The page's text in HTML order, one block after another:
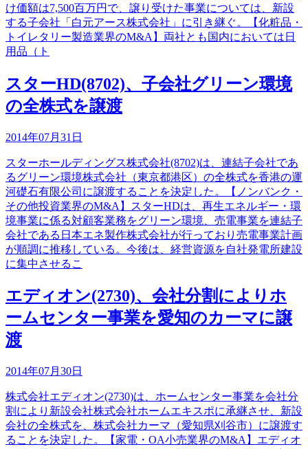
け価額は7,500百万円で、譲り受けた事業については、新設
する子会社「白元アース株式会社」に引き継ぐ。【化粧品・
トイレタリー製造業界のM&A】両社とも国内においては日
用品（ト
スターHD(8702)、子会社グリーン環境
の全株式を譲渡
2014年07月31日
スターホールディングス株式会社(8702)は、連結子会社であ
るグリーン環境株式会社（東京都港区）の全株式を香港の運
河礎石有限公司に譲渡することを決定した。【ノンバンク・
その他投資業界のM&A】スターHDは、再生エネルギー・環
境事業に係る対顧客業務をグリーン環境、売電事業を連結子
会社である日本エネ製作株式会社が行っており売電事業計画
が順調に推移している。今後は、経営資源を自社発電所建設
に集中させるこ
エディオン(2730)、会社分割によりホ
ームセンター事業を愛知のカーマに譲
渡
2014年07月30日
株式会社エディオン(2730)は、ホームセンター事業を会社分
割により新設会社株式会社ホームエキスポに承継させ、新設
会社の全株式を、株式会社カーマ（愛知県刈谷市）に譲渡す
ることを決定した。【家電・OA小売業界のM&A】エディオ